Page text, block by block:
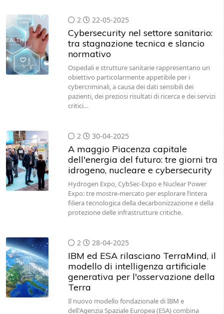
2 22-05-2025
Cybersecurity nel settore sanitario:
tra stagnazione tecnica e slancio
normativo
Ospedali e strutture sanitarie rappresentano un
obiettivo particolarmente appetibile per i
cybercriminali, a causa dei dati sensibili dei
pazienti, dei preziosi risultati di ricerca e dei servizi
critici…
2 30-04-2025
A maggio Piacenza capitale
dell'energia del futuro: tre giorni tra
idrogeno, nucleare e cybersecurity
Hydrogen Expo, CybSec-Expo e Nuclear Power
Expo: tre mostre-mercato per esplorare l’intera
filiera tecnologica della decarbonizzazione e della
protezione delle infrastrutture critiche.
2 28-04-2025
IBM ed ESA rilasciano TerraMind, il
modello di intelligenza artificiale
generativa per l'osservazione della
Terra
Il nuovo modello fondazionale di IBM e
dell'Agenzia Spaziale Europea (ESA) combina